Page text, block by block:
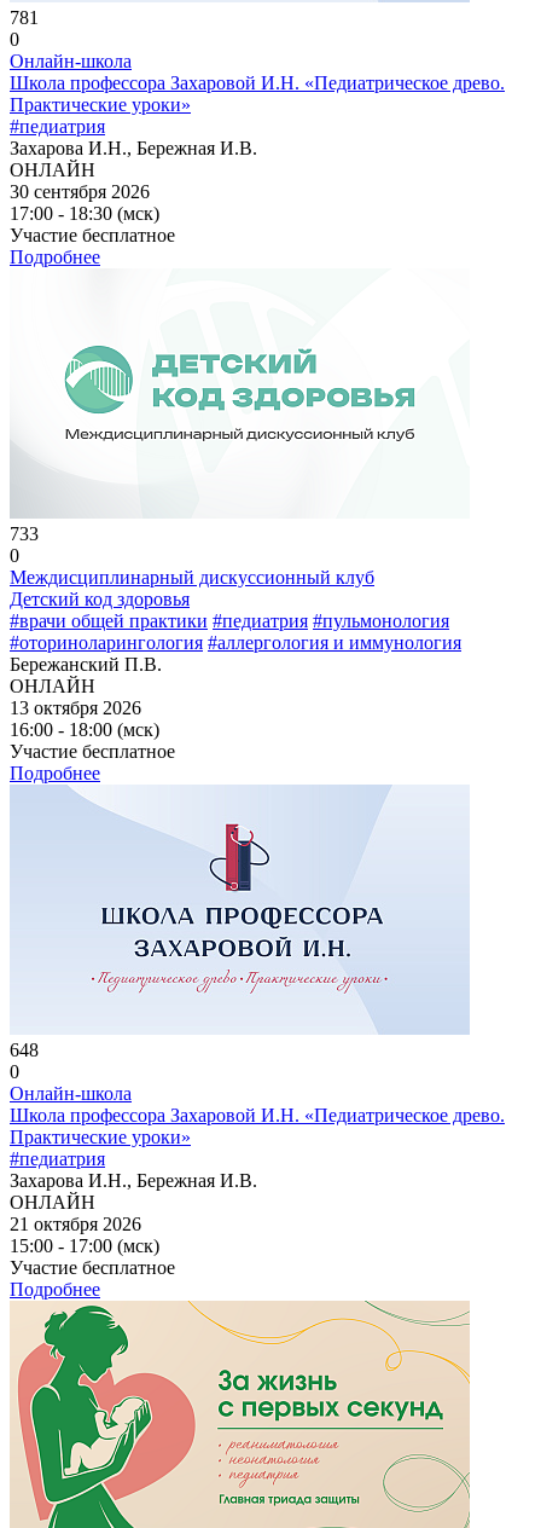
781
0
Онлайн-школа
Школа профессора Захаровой И.Н. «Педиатрическое древо.
Практические уроки»
#педиатрия
Захарова И.Н., Бережная И.В.
ОНЛАЙН
30 сентября 2026
17:00 - 18:30 (мск)
Участие бесплатное
Подробнее
733
0
Междисциплинарный дискуссионный клуб
Детский код здоровья
#врачи общей практики #педиатрия #пульмонология
#оториноларингология #аллергология и иммунология
Бережанский П.В.
ОНЛАЙН
13 октября 2026
16:00 - 18:00 (мск)
Участие бесплатное
Подробнее
648
0
Онлайн-школа
Школа профессора Захаровой И.Н. «Педиатрическое древо.
Практические уроки»
#педиатрия
Захарова И.Н., Бережная И.В.
ОНЛАЙН
21 октября 2026
15:00 - 17:00 (мск)
Участие бесплатное
Подробнее